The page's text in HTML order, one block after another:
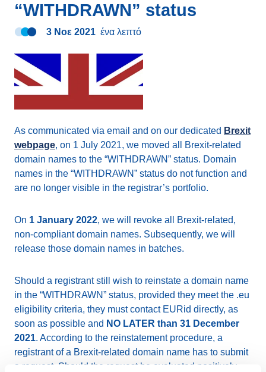
“WITHDRAWN” status
3 Νοε 2021 ένα λεπτό
As communicated via email and on our dedicated Brexit
webpage, on 1 July 2021, we moved all Brexit-related
domain names to the “WITHDRAWN” status. Domain
names in the “WITHDRAWN” status do not function and
are no longer visible in the registrar’s portfolio.
On 1 January 2022, we will revoke all Brexit-related,
non-compliant domain names. Subsequently, we will
release those domain names in batches.
Should a registrant still wish to reinstate a domain name
in the “WITHDRAWN” status, provided they meet the .eu
eligibility criteria, they must contact EURid directly, as
soon as possible and NO LATER than 31 December
2021. According to the reinstatement procedure, a
registrant of a Brexit-related domain name has to submit
a request. Should the request be evaluated positively,